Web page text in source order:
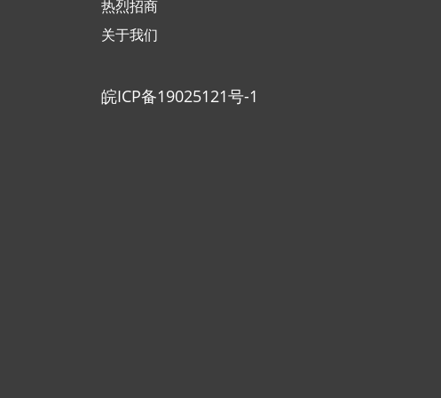
热烈招商
关于我们
皖ICP备19025121号-1